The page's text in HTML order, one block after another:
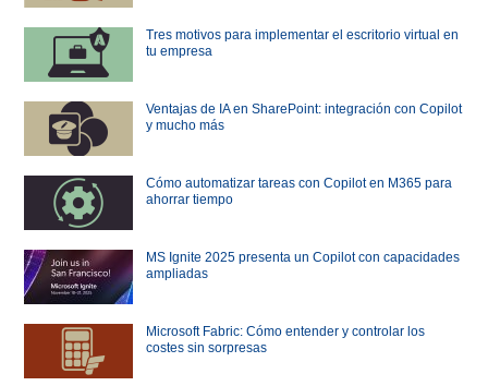
Tres motivos para implementar el escritorio virtual en
tu empresa
Ventajas de IA en SharePoint: integración con Copilot
y mucho más
Cómo automatizar tareas con Copilot en M365 para
ahorrar tiempo
MS Ignite 2025 presenta un Copilot con capacidades
ampliadas
Microsoft Fabric: Cómo entender y controlar los
costes sin sorpresas